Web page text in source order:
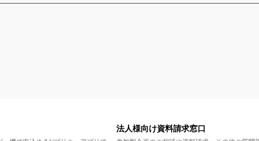
法人様向け資料請求窓口